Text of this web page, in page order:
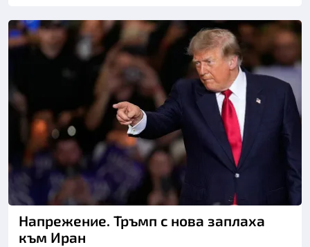
Снимка: АП/БТА
Напрежение. Тръмп с нова заплаха
към Иран